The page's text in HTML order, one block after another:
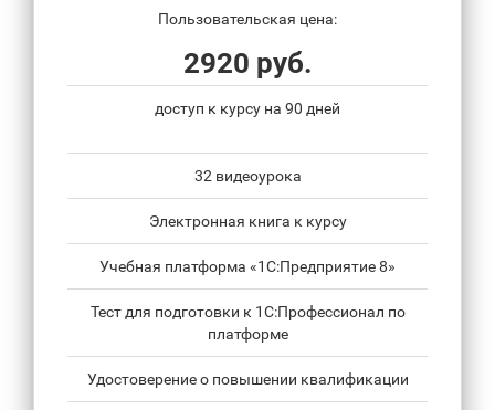
Пользовательская цена:
2920 руб.
доступ к курсу на 90 дней
32 видеоурока
Электронная книга к курсу
Учебная платформа «1С:Предприятие 8»
Тест для подготовки к 1С:Профессионал по
платформе
Удостоверение о повышении квалификации